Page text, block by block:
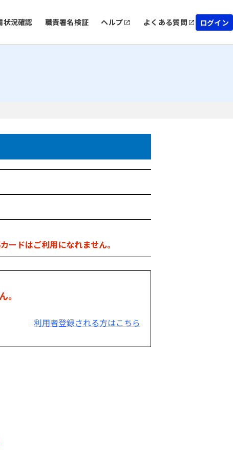
状況確認 職責署名検証 ヘルプ よくある質問 ログイン
ードはご利用になれません。
。
利用者登録される方はこちら